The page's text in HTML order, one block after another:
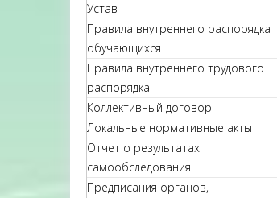
Устав
Правила внутреннего распорядка
обучающихся
Правила внутреннего трудового
распорядка
Коллективный договор
Локальные нормативные акты
Отчет о результатах
самообследования
Предписания органов,